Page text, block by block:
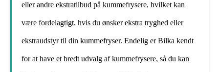
eller andre ekstratilbud på kummefrysere, hvilket kan
være fordelagtigt, hvis du ønsker ekstra tryghed eller
ekstraudstyr til din kummefryser. Endelig er Bilka kendt
for at have et bredt udvalg af kummefrysere, så du kan